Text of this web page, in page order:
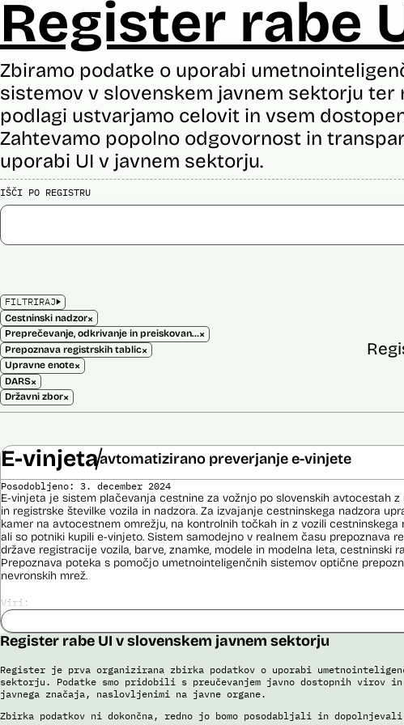
Register rabe
Zbiramo podatke o uporabi
sistemov v slovenskem javnem sektorju ter
podlagi ustvarjamo celovit in vsem
Zahtevamo popolno odgovornost in
uporabi UI v javnem sektorju.
IŠČI PO REGISTRU
FILTRIRAJ
Cestninski nadzor×
Preprečevanje, odkrivanje in preiskovanje kaznivih dejanj×
Prepoznava registrskih tablic×
Upravne enote×
DARS×
Državni zbor×
E-vinjetaavtomatizirano preverjanje e-vinjete
Posodobljeno: 3. december 2024
E-vinjeta je sistem plačevanja cestnine za vožnjo po slovenskih avtocestah z
in registrske številke vozila in nadzora. Za izvajanje cestninskega nadzora
kamer na avtocestnem omrežju, na kontrolnih točkah in z vozili cestninskega
ali so potniki kupili e-vinjeto. Sistem samodejno v realnem času prepoznava
države registracije vozila, barve, znamke, modele in modelna leta, cestninski
Prepoznava poteka s pomočjo umetnointeligenčnih sistemov optične
nevronskih mrež.
Viri:
Odgovor na zahtevek za informacije javnega značaja
Pogodba za izdelavo sistema E-vinjeta
Ocena učinka na osebne podatke
Potek procesa nadzora E-vinjet
Register rabe UI v slovenskem javnem sektorju
Register je prva organizirana zbirka podatkov o uporabi
sektorju. Podatke smo pridobili s preučevanjem javno dostopnih virov
javnega značaja, naslovljenimi na javne organe.
Zbirka podatkov ni dokončna, redno jo bomo posodabljali in